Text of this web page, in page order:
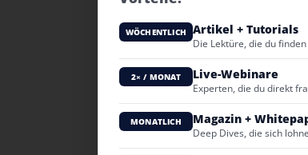
WÖCHENTLICH Artikel + Tutorials
Die Lektüre, die du
2× / MONAT Live-Webinare
Experten, die du direkt
MONATLICH Magazin +
Deep Dives, die sich